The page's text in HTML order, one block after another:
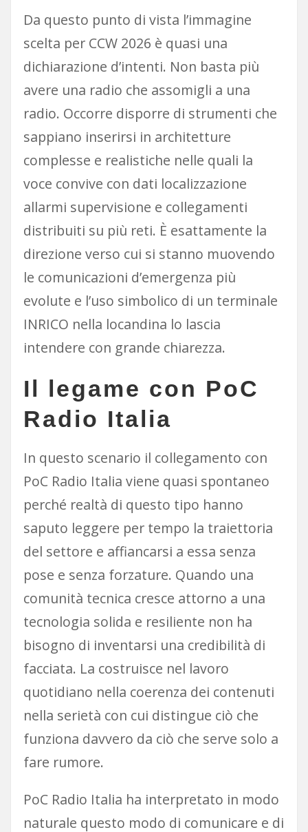
Da questo punto di vista l’immagine
scelta per CCW 2026 è quasi una
dichiarazione d’intenti. Non basta più
avere una radio che assomigli a una
radio. Occorre disporre di strumenti che
sappiano inserirsi in architetture
complesse e realistiche nelle quali la
voce convive con dati localizzazione
allarmi supervisione e collegamenti
distribuiti su più reti. È esattamente la
direzione verso cui si stanno muovendo
le comunicazioni d’emergenza più
evolute e l’uso simbolico di un terminale
INRICO nella locandina lo lascia
intendere con grande chiarezza.
Il legame con PoC
Radio Italia
In questo scenario il collegamento con
PoC Radio Italia viene quasi spontaneo
perché realtà di questo tipo hanno
saputo leggere per tempo la traiettoria
del settore e affiancarsi a essa senza
pose e senza forzature. Quando una
comunità tecnica cresce attorno a una
tecnologia solida e resiliente non ha
bisogno di inventarsi una credibilità di
facciata. La costruisce nel lavoro
quotidiano nella coerenza dei contenuti
nella serietà con cui distingue ciò che
funziona davvero da ciò che serve solo a
fare rumore.
PoC Radio Italia ha interpretato in modo
naturale questo modo di comunicare e di